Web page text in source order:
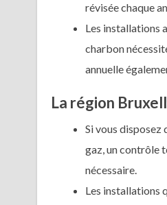
révisée chaque
Les installations
charbon
annuelle
La région
Si vous disposez
gaz, un contrôle
nécessaire.
Les installations